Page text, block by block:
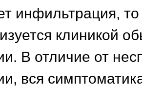
инфильтрация,
клиникой
В отличие от
вся